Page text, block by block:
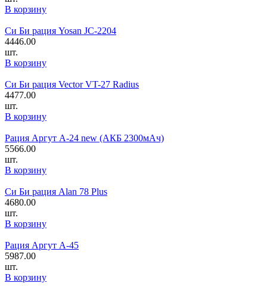
В корзину
Си Би рация Yosan JC-2204
4446.00
шт.
В корзину
Си Би рация Vector VT-27 Radius
4477.00
шт.
В корзину
Рация Аргут А-24 new (АКБ 2300мАч)
5566.00
шт.
В корзину
Си Би рация Alan 78 Plus
4680.00
шт.
В корзину
Рация Аргут А-45
5987.00
шт.
В корзину